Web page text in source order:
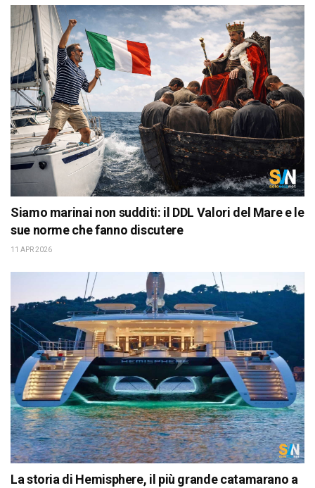
Siamo marinai non sudditi: il DDL Valori del Mare e le
sue norme che fanno discutere
11 APR 2026
La storia di Hemisphere, il più grande catamarano a